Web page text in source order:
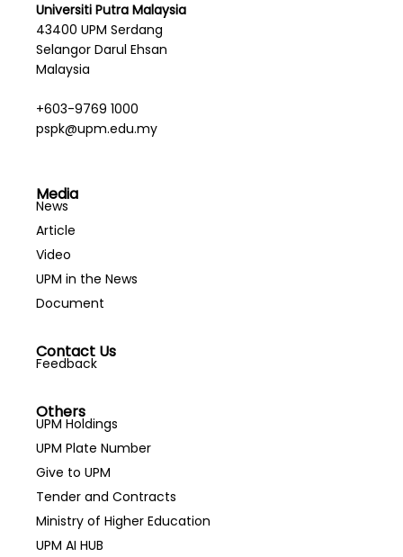
Universiti Putra Malaysia
43400 UPM Serdang
Selangor Darul Ehsan
Malaysia
+603-9769 1000
pspk@upm.edu.my
Media
News
Article
Video
UPM in the News
Document
Contact Us
Feedback
Others
UPM Holdings
UPM Plate Number
Give to UPM
Tender and Contracts
Ministry of Higher Education
UPM AI HUB